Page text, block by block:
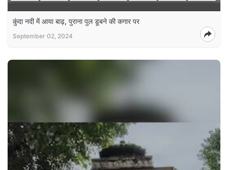
कुंदा नदी में आया बाढ़, पुराना पुल डूबने की कगार पर
September 02, 2024